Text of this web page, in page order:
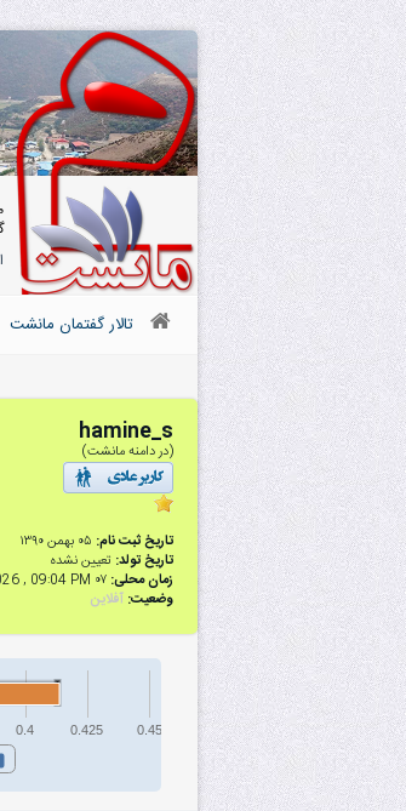
تالار گفتمان مانشت
hamine_s
(در دامنه مانشت)
تاریخ ثبت نام: ۰۵ بهمن ۱۳۹۰
تاریخ تولد: تعیین نشده
زمان محلی: ۰۷ August 2026 , 09:04 PM
وضعیت: آفلاین
0.4 0.425 0.45